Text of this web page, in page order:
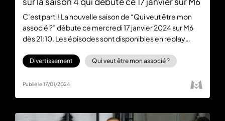
C’est parti ! La nouvelle saison de “Qui veut être mon
associé ?” débute ce mercredi 17 janvier 2024 sur M6
dès 21:10. Les épisodes sont disponibles en replay
édition exceptionnelle !
Divertissement Qui veut être mon associé ?
Publié le 17/01/2024